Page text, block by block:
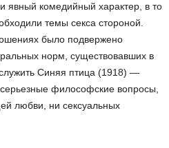
явный комедийный характер, в то
темы секса стороной.
было подвержено
норм, существовавших в
Синяя птица (1918) —
философские вопросы,
любви, ни сексуальных